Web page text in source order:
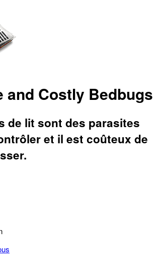
and Costly Bedbugs
de lit sont des parasites
et il est coûteux de